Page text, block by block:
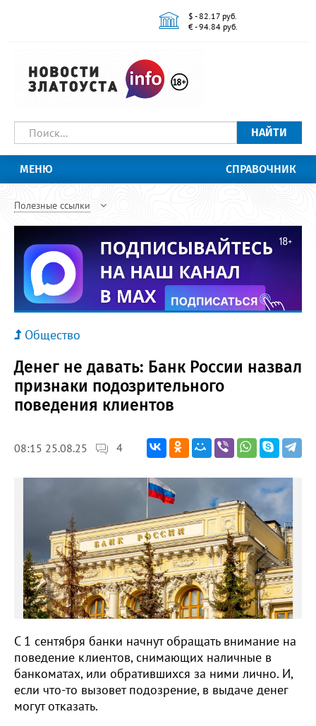
$ - 82.17 руб.
€ - 94.84 руб.
НАЙТИ
МЕНЮ СПРАВОЧНИК
Полезные ссылки
Общество
Денег не давать: Банк России назвал
признаки подозрительного
поведения клиентов
08:15 25.08.25 4
С 1 сентября банки начнут обращать внимание на
поведение клиентов, снимающих наличные в
банкоматах, или обратившихся за ними лично. И,
если что-то вызовет подозрение, в выдаче денег
могут отказать.